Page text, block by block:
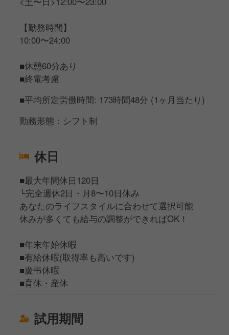
【勤務時間】
10:00〜24:00
■休憩60分あり
■終電考慮
■平均所定労働時間: 173時間48分 (1ヶ月当たり)
勤務形態：シフト制
休日
■最大年間休日120日
└完全週休2日・月8〜10日休み
あなたのライフスタイルに合わせて選択可能
休みが多くても給与の調整ができればOK！
■年末年始休暇
■有給休暇(取得率も高いです)
■慶弔休暇
■育休・産休
試用期間